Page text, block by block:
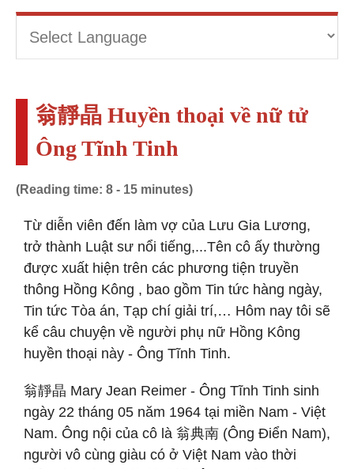
翁靜晶 Huyền thoại về nữ tử
Ông Tĩnh Tinh
(Reading time: 8 - 15 minutes)
Từ diễn viên đến làm vợ của Lưu Gia Lương,
trở thành Luật sư nổi tiếng,...Tên cô ấy thường
được xuất hiện trên các phương tiện truyền
thông Hồng Kông , bao gồm Tin tức hàng ngày,
Tin tức Tòa án, Tạp chí giải trí,… Hôm nay tôi sẽ
kể câu chuyện về người phụ nữ Hồng Kông
huyền thoại này - Ông Tĩnh Tinh.
翁靜晶 Mary Jean Reimer - Ông Tĩnh Tinh sinh
ngày 22 tháng 05 năm 1964 tại miền Nam - Việt
Nam. Ông nội của cô là 翁典南 (Ông Điển Nam),
người vô cùng giàu có ở Việt Nam vào thời